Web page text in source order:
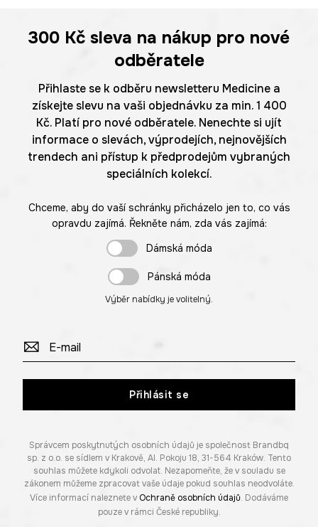
300 Kč sleva na nákup pro nové
odběratele
Přihlaste se k odběru newsletteru Medicine a
získejte slevu na vaši objednávku za min. 1 400
Kč. Platí pro nové odběratele. Nenechte si ujít
informace o slevách, výprodejích, nejnovějších
trendech ani přístup k předprodejům vybraných
speciálních kolekcí.
Chceme, aby do vaší schránky přicházelo jen to, co vás
opravdu zajímá. Řekněte nám, zda vás zajímá:
Dámská móda
Pánská móda
Výběr nabídky je volitelný.
Přihlásit se
Správcem poskytnutých osobních údajů je společnost Brandbq
sp. z o.o. se sídlem v Krakově, Al. Pokoju 18, 31-564 Kraków. Tento
souhlas můžete kdykoli odvolat. Nezapomeňte, že v souladu se
zákonem můžeme zpracovat vaše údaje pokud souhlas neodvoláte.
Více informací naleznete v Ochraně osobních údajů. Dodáváme
pouze v rámci České republiky.